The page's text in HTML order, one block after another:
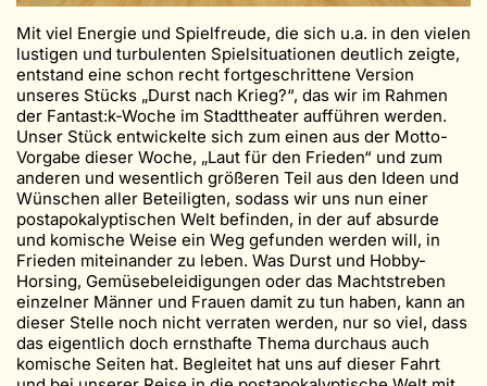
Mit viel Energie und Spielfreude, die sich u.a. in den vielen
lustigen und turbulenten Spielsituationen deutlich zeigte,
entstand eine schon recht fortgeschrittene Version
unseres Stücks „Durst nach Krieg?“, das wir im Rahmen
der Fantast:k-Woche im Stadttheater aufführen werden.
Unser Stück entwickelte sich zum einen aus der Motto-
Vorgabe dieser Woche, „Laut für den Frieden“ und zum
anderen und wesentlich größeren Teil aus den Ideen und
Wünschen aller Beteiligten, sodass wir uns nun einer
postapokalyptischen Welt befinden, in der auf absurde
und komische Weise ein Weg gefunden werden will, in
Frieden miteinander zu leben. Was Durst und Hobby-
Horsing, Gemüsebeleidigungen oder das Machtstreben
einzelner Männer und Frauen damit zu tun haben, kann an
dieser Stelle noch nicht verraten werden, nur so viel, dass
das eigentlich doch ernsthafte Thema durchaus auch
komische Seiten hat. Begleitet hat uns auf dieser Fahrt